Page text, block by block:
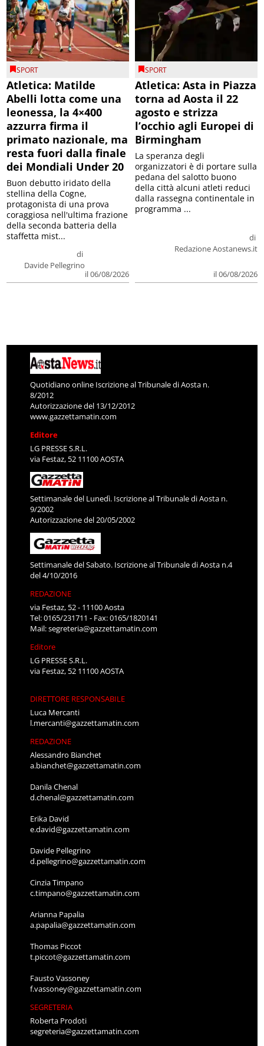
SPORT
Atletica: Matilde
Abelli lotta come una
leonessa, la 4×400
azzurra firma il
primato nazionale, ma
resta fuori dalla finale
dei Mondiali Under 20
di
Davide Pellegrino
il 06/08/2026
Buon debutto iridato della
stellina della Cogne,
protagonista di una prova
coraggiosa nell'ultima frazione
della seconda batteria della
staffetta mist...
SPORT
Atletica: Asta in Piazza
torna ad Aosta il 22
agosto e strizza
l’occhio agli Europei di
Birmingham
di
Redazione Aostanews.it
il 06/08/2026
La speranza degli
organizzatori è di portare sulla
pedana del salotto buono
della città alcuni atleti reduci
dalla rassegna continentale in
programma ...
Quotidiano online Iscrizione al Tribunale di Aosta n.
8/2012
Autorizzazione del 13/12/2012
www.gazzettamatin.com
Editore
LG PRESSE S.R.L.
via Festaz, 52 11100 AOSTA
Settimanale del Lunedì. Iscrizione al Tribunale di Aosta n.
9/2002
Autorizzazione del 20/05/2002
Settimanale del Sabato. Iscrizione al Tribunale di Aosta n.4
del 4/10/2016
REDAZIONE
via Festaz, 52 - 11100 Aosta
Tel: 0165/231711 - Fax: 0165/1820141
Mail:segreteria@gazzettamatin.com
Editore
LG PRESSE S.R.L.
via Festaz, 52 11100 AOSTA
DIRETTORE RESPONSABILE
Luca Mercanti
l.mercanti@gazzettamatin.com
REDAZIONE
Alessandro Bianchet
a.bianchet@gazzettamatin.com
Danila Chenal
d.chenal@gazzettamatin.com
Erika David
e.david@gazzettamatin.com
Davide Pellegrino
d.pellegrino@gazzettamatin.com
Cinzia Timpano
c.timpano@gazzettamatin.com
Arianna Papalia
a.papalia@gazzettamatin.com
Thomas Piccot
t.piccot@gazzettamatin.com
Fausto Vassoney
f.vassoney@gazzettamatin.com
SEGRETERIA
Roberta Prodoti
segreteria@gazzettamatin.com